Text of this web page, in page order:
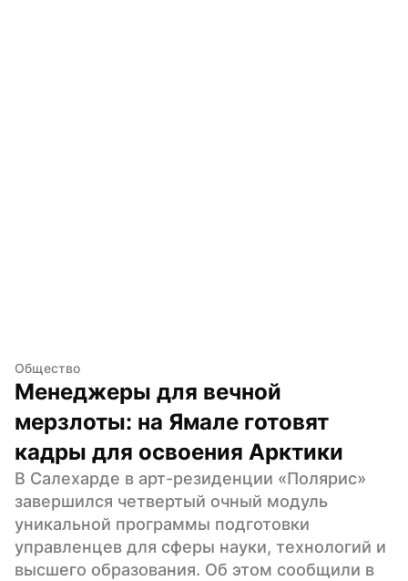
Общество
Менеджеры для вечной
мерзлоты: на Ямале готовят
кадры для освоения Арктики
В Салехарде в арт-резиденции «Полярис»
завершился четвертый очный модуль
уникальной программы подготовки
управленцев для сферы науки, технологий и
высшего образования. Об этом сообщили в